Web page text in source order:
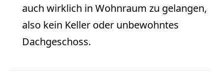
auch wirklich in Wohnraum zu gelangen,
also kein Keller oder unbewohntes
Dachgeschoss.